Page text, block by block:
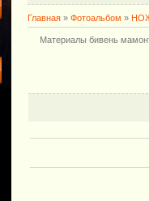
Главная » Фотоальбом »
Материалы бивень